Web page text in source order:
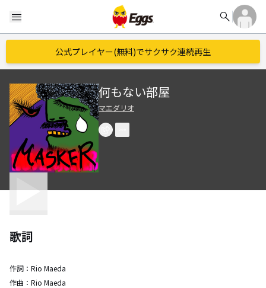
menu search
公式プレイヤー(無料)でサクサク連続再生
何もない部屋
マエダリオ
歌詞
作詞： Rio Maeda
作曲： Rio Maeda